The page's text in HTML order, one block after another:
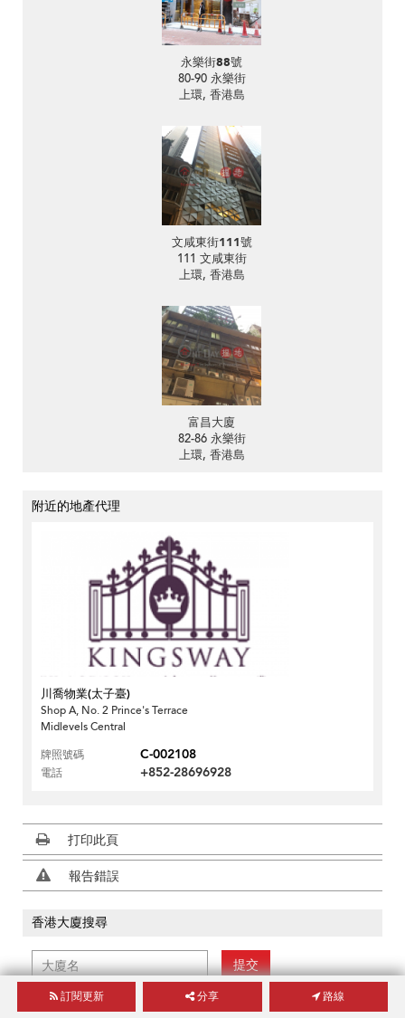
永樂街88號
80-90 永樂街
上環, 香港島
文咸東街111號
111 文咸東街
上環, 香港島
富昌大廈
82-86 永樂街
上環, 香港島
附近的地產代理
川喬物業(太子臺)
Shop A, No. 2 Prince's Terrace
Midlevels Central
牌照號碼
C-002108
電話 +852-28696928
打印此頁
報告錯誤
香港大廈搜尋
提交
訂閱更新 分享 路線